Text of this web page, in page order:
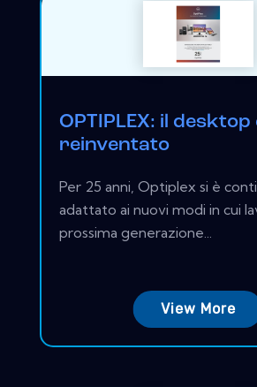
OPTIPLEX: il
reinventato
Per 25 anni, Optiplex si è
adattato ai nuovi modi in cui
prossima generazione...
View More